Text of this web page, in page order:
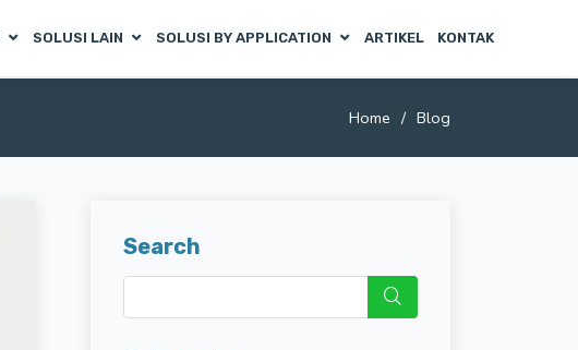
SOLUSI LAIN SOLUSI BY APPLICATION ARTIKEL KONTAK
Home Blog
Search